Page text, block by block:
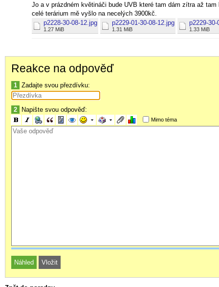
Jo a v prázdném květináči bude UVB které tam dám zítra až tam
celé terárium mě vyšlo na necelých 3900kč.
p2228-30-08-12.jpg
1.27 MiB
p2229-01-30-08-12.jpg
1.31 MiB
p2229-30-
1.33 MiB
Reakce na odpověď
1 Zadajte svou přezdívku:
2 Napište svou odpověď:
Mimo téma